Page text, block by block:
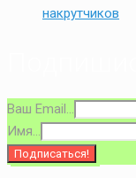
накрутчиков
Ваш Email...
Имя...